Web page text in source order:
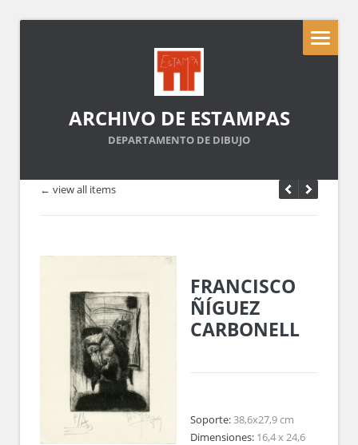
ARCHIVO DE ESTAMPAS
DEPARTAMENTO DE DIBUJO
← view all items
FRANCISCO
ÑÍGUEZ
CARBONELL
Soporte:38,6x27,9 cm
Dimensiones: 16,4 x 24,6